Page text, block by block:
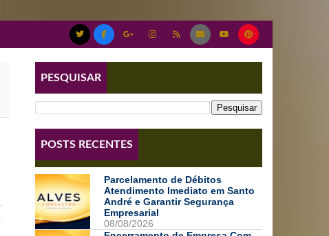
PESQUISAR
POSTS RECENTES
Parcelamento de Débitos
Atendimento Imediato em Santo
André e Garantir Segurança
Empresarial
08/08/2026